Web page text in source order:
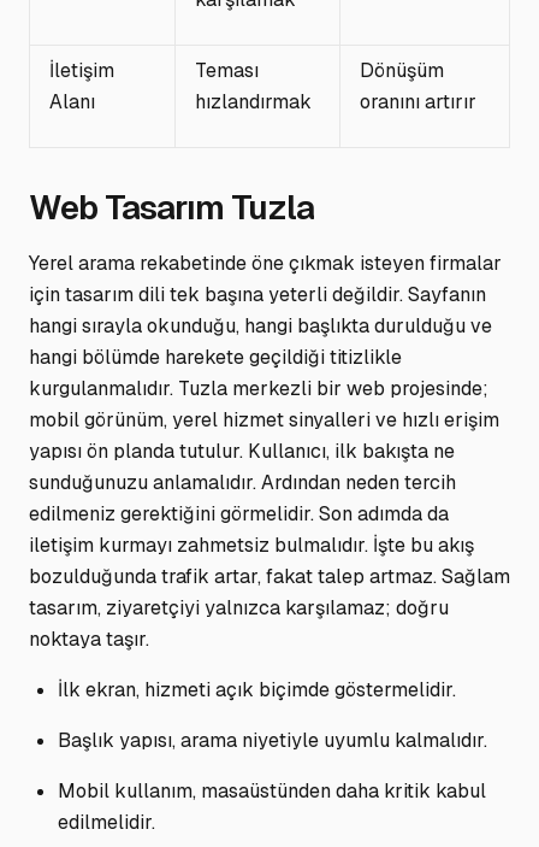
İletişim
Alanı
Teması
hızlandırmak
Dönüşüm
oranını artırır
Web Tasarım Tuzla
Yerel arama rekabetinde öne çıkmak isteyen firmalar
için tasarım dili tek başına yeterli değildir. Sayfanın
hangi sırayla okunduğu, hangi başlıkta durulduğu ve
hangi bölümde harekete geçildiği titizlikle
kurgulanmalıdır. Tuzla merkezli bir web projesinde;
mobil görünüm, yerel hizmet sinyalleri ve hızlı erişim
yapısı ön planda tutulur. Kullanıcı, ilk bakışta ne
sunduğunuzu anlamalıdır. Ardından neden tercih
edilmeniz gerektiğini görmelidir. Son adımda da
iletişim kurmayı zahmetsiz bulmalıdır. İşte bu akış
bozulduğunda trafik artar, fakat talep artmaz. Sağlam
tasarım, ziyaretçiyi yalnızca karşılamaz; doğru
noktaya taşır.
İlk ekran, hizmeti açık biçimde göstermelidir.
Başlık yapısı, arama niyetiyle uyumlu kalmalıdır.
Mobil kullanım, masaüstünden daha kritik kabul
edilmelidir.